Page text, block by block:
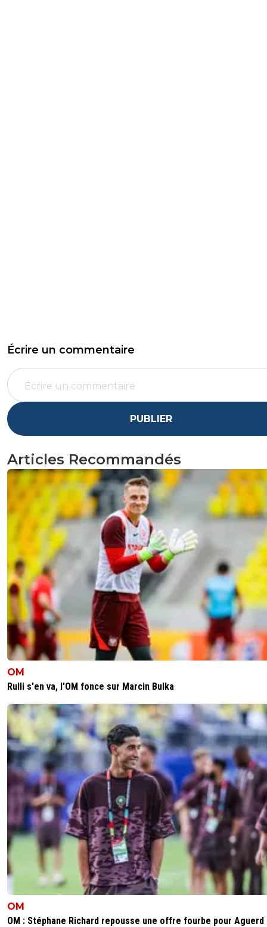
Écrire un commentaire
PUBLIER
Articles Recommandés
OM
Rulli s'en va, l'OM fonce sur Marcin Bulka
OM
OM : Stéphane Richard repousse une offre fourbe pour Aguerd